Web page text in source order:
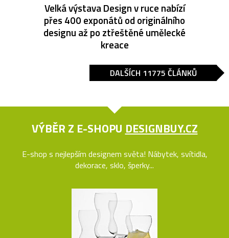
Velká výstava Design v ruce nabízí
přes 400 exponátů od originálního
designu až po ztřeštěné umělecké
kreace
DALŠÍCH 11775 ČLÁNKŮ
VÝBĚR Z E-SHOPU DESIGNBUY.CZ
E-shop s nejlepším designem světa! Nábytek, svítidla,
dekorace, sklo, šperky...